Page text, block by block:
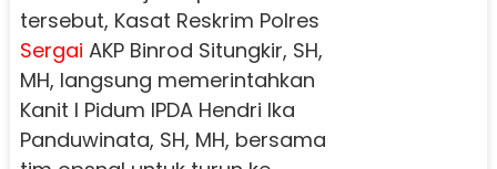
tersebut, Kasat Reskrim Polres
Sergai AKP Binrod Situngkir, SH,
MH, langsung memerintahkan
Kanit I Pidum IPDA Hendri Ika
Panduwinata, SH, MH, bersama